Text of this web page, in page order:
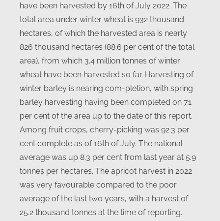
have been harvested by 16th of July 2022. The
total area under winter wheat is 932 thousand
hectares, of which the harvested area is nearly
826 thousand hectares (88.6 per cent of the total
area), from which 3.4 million tonnes of winter
wheat have been harvested so far. Harvesting of
winter barley is nearing com-pletion, with spring
barley harvesting having been completed on 71
per cent of the area up to the date of this report.
Among fruit crops, cherry-picking was 92.3 per
cent complete as of 16th of July. The national
average was up 8.3 per cent from last year at 5.9
tonnes per hectares. The apricot harvest in 2022
was very favourable compared to the poor
average of the last two years, with a harvest of
25.2 thousand tonnes at the time of reporting.